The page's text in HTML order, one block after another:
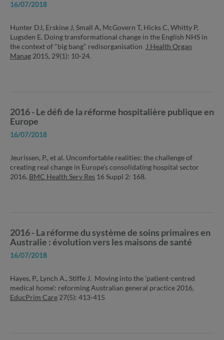
16/07/2018
Hunter DJ, Erskine J, Small A, McGovern T, Hicks C, Whitty P,
Lugsden E. Doing transformational change in the English NHS in
the context of "big bang" redisorganisation J Health Organ
Manag 2015, 29(1): 10-24.
2016 - Le défi de la réforme hospitalière publique en
Europe
16/07/2018
Jeurissen, P., et al. Uncomfortable realities: the challenge of
creating real change in Europe's consolidating hospital sector
2016, BMC Health Serv Res 16 Suppl 2: 168.
2016 - La réforme du système de soins primaires en
Australie : évolution vers les maisons de santé
16/07/2018
Hayes, P., Lynch A., Stiffe J. Moving into the 'patient-centred
medical home': reforming Australian general practice 2016,
EducPrim Care 27(5): 413-415